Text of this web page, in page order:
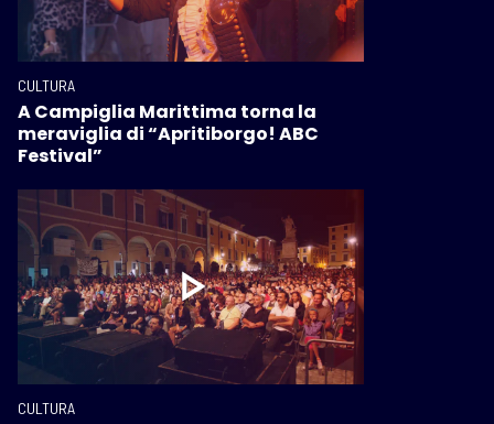
CULTURA
A Campiglia Marittima torna la
meraviglia di “Apritiborgo! ABC
Festival”
CULTURA